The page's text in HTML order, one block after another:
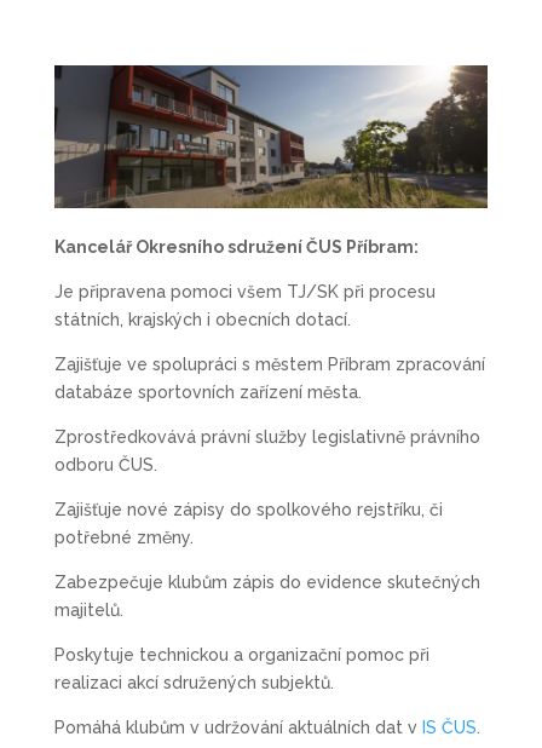
Kancelář Okresního sdružení ČUS Příbram:
Je připravena pomoci všem TJ/SK při procesu
státních, krajských i obecních dotací.
Zajišťuje ve spolupráci s městem Příbram zpracování
databáze sportovních zařízení města.
Zprostředkovává právní služby legislativně právního
odboru ČUS.
Zajišťuje nové zápisy do spolkového rejstříku, či
potřebné změny.
Zabezpečuje klubům zápis do evidence skutečných
majitelů.
Poskytuje technickou a organizační pomoc při
realizaci akcí sdružených subjektů.
Pomáhá klubům v udržování aktuálních dat v IS ČUS